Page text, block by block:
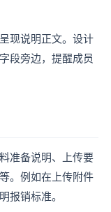
现说明正文。设计
段旁边，提醒成员
准备说明、上传要
。例如在上传附件
报销标准。